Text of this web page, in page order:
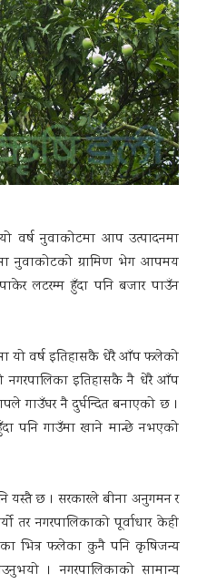
नुवाकोटमा आप उत्पादनमा
नुवाकोटको ग्रामिण भेग आपमय
लटरम्म हुँदा पनि बजार पाउँन
यो वर्ष इतिहासकै धेरै आँप फलेको
नगरपालिका इतिहासकै नै धेरै आँप
नै दुर्घन्दित बनाएको छ ।
पनि गाउँमा खाने मान्छे नभएको
यस्तै छ । सरकारले बीना अनुगमन र
तर नगरपालिकाको पूर्वाधार केही
भित्र फलेका कुनै पनि कृषिजन्य
। नगरपालिकाको सामान्य